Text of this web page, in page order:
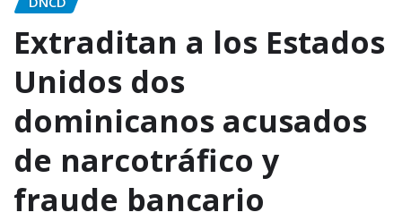
Extraditan a los Estados
Unidos dos
dominicanos acusados
de narcotráfico y
fraude bancario